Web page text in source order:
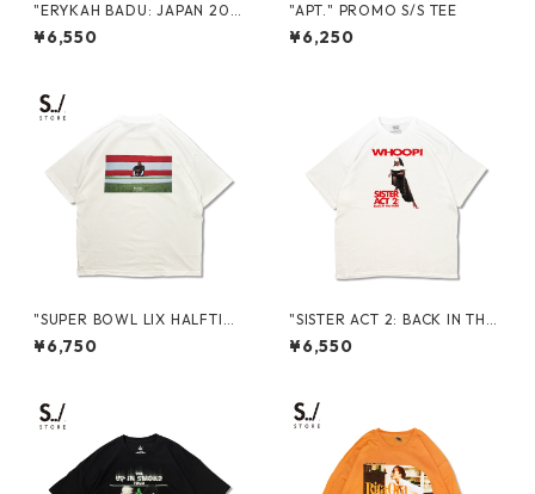
"ERYKAH BADU: JAPAN 202
6" PROMO S/S TEE
¥6,550
"APT." PROMO S/S TEE
¥6,250
"SUPER BOWL LIX HALFTIME
SHOW 2025 IN NEW ORLEA
NS" PROMO S/S TEE
¥6,750
"SISTER ACT 2: BACK IN THE
HABIT" S/S TEE
¥6,550